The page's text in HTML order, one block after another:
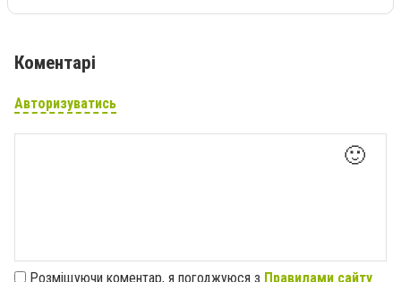
Коментарі
Авторизуватись
🙂
Розміщуючи коментар, я погоджуюся з Правилами сайту